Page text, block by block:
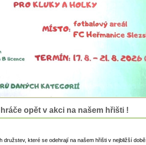
opět v akci na našem hřišti !
které se odehrají na našem hřišti v nejbližší době.